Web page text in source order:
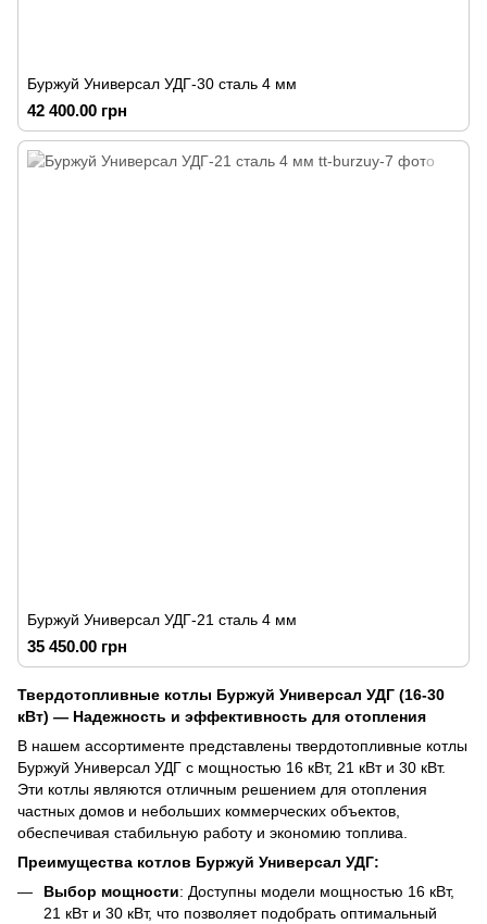
Буржуй Универсал УДГ-30 сталь 4 мм
42 400.00 грн
Буржуй Универсал УДГ-21 сталь 4 мм
35 450.00 грн
Твердотопливные котлы Буржуй Универсал УДГ (16-30
кВт) — Надежность и эффективность для отопления
В нашем ассортименте представлены твердотопливные котлы
Буржуй Универсал УДГ с мощностью 16 кВт, 21 кВт и 30 кВт.
Эти котлы являются отличным решением для отопления
частных домов и небольших коммерческих объектов,
обеспечивая стабильную работу и экономию топлива.
Преимущества котлов Буржуй Универсал УДГ:
Выбор мощности: Доступны модели мощностью 16 кВт,
21 кВт и 30 кВт, что позволяет подобрать оптимальный